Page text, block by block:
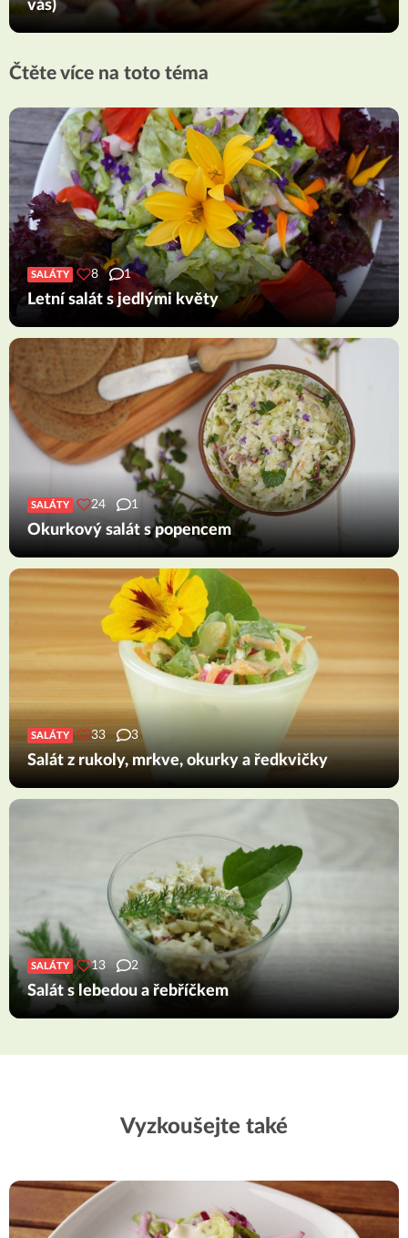
vás)
Čtěte více na toto téma
SALÁTY 8 1
Letní salát s jedlými květy
SALÁTY 24 1
Okurkový salát s popencem
SALÁTY 33 3
Salát z rukoly, mrkve, okurky a ředkvičky
SALÁTY 13 2
Salát s lebedou a řebříčkem
Vyzkoušejte také